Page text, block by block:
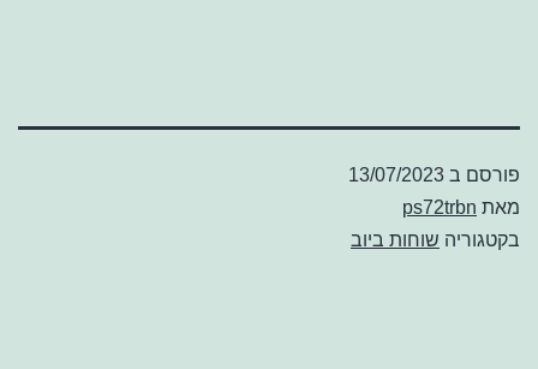
פורסם ב 13/07/2023
מאת ps72trbn
בקטגוריה שוחות ביוב